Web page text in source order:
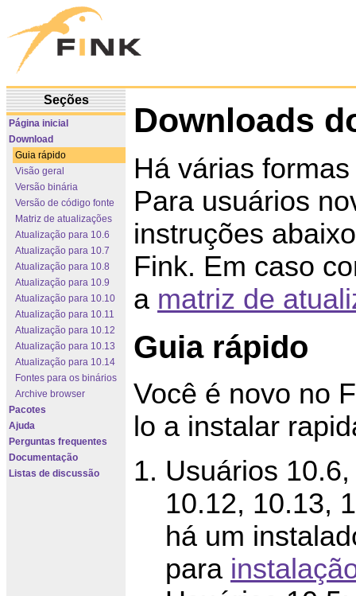
Seções
Página inicial
Download
Guia rápido
Visão geral
Versão binária
Versão de código fonte
Matriz de atualizações
Atualização para 10.6
Atualização para 10.7
Atualização para 10.8
Atualização para 10.9
Atualização para 10.10
Atualização para 10.11
Atualização para 10.12
Atualização para 10.13
Atualização para 10.14
Fontes para os binários
Archive browser
Pacotes
Ajuda
Perguntas frequentes
Documentação
Listas de discussão
Downloads
Há várias
Para usuários
instruções
Fink. Em caso
a matriz de
Guia rápido
Você é novo no
lo a instalar
Usuários
10.12, 10.13,
há um
para